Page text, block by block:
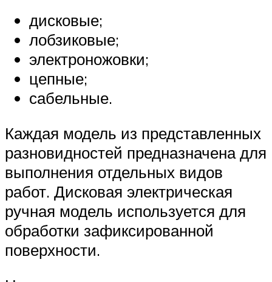
дисковые;
лобзиковые;
электроножовки;
цепные;
сабельные.
Каждая модель из представленных
разновидностей предназначена для
выполнения отдельных видов
работ. Дисковая электрическая
ручная модель используется для
обработки зафиксированной
поверхности.